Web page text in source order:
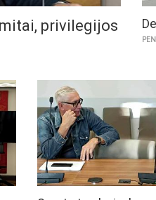
privilegijos